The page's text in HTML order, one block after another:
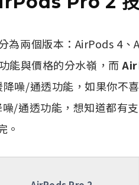
為兩個版本：AirPods 4
能與價格的分水嶺，而
噪/通透功能，如果你不
/通透功能，想知道都有
。